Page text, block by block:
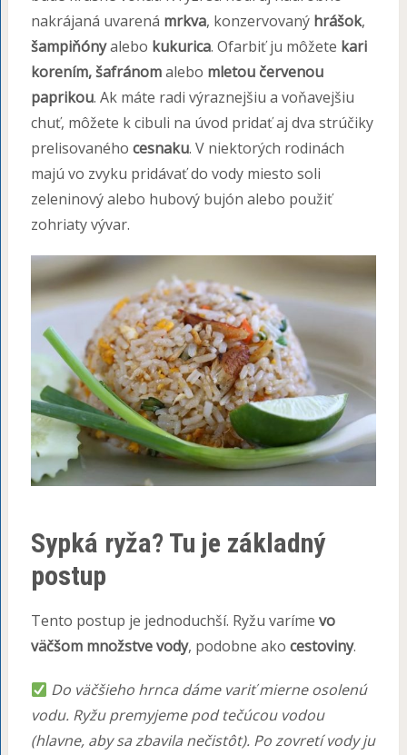
nakrájaná uvarená mrkva, konzervovaný hrášok,
šampiňónyalebo kukurica. Ofarbiť ju môžete kari
korením, šafránomalebo mletou červenou
paprikou. Ak máte radi výraznejšiu a voňavejšiu
chuť, môžete k cibuli na úvod pridať aj dva strúčiky
prelisovaného cesnaku. V niektorých rodinách
majú vo zvyku pridávať do vody miesto soli
zeleninový alebo hubový bujón alebo použiť
zohriaty vývar.
Sypká ryža? Tu je základný
postup
Tento postup je jednoduchší. Ryžu varíme vo
väčšom množstve vody, podobne ako cestoviny.
Do väčšieho hrnca dáme variť mierne osolenú
vodu. Ryžu premyjeme pod tečúcou vodou
(hlavne, aby sa zbavila nečistôt). Po zovretí vody ju